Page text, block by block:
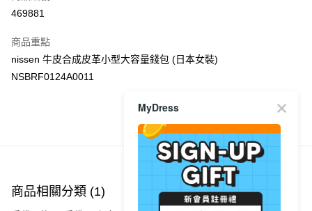
Apple Pay
PayMe
WeChat Pay
每筆HK$40.00，滿HK$350.00或以上免運費
付款後順豐站及營業點
每筆HK$40.00，滿HK$350.00或以上免運費
469881
商品重點
nissen 牛皮合成皮革小型大容量錢包 (日本女裝)
NSBRF0124A0011
商品推薦
商品相關分類 (1)
MyDress